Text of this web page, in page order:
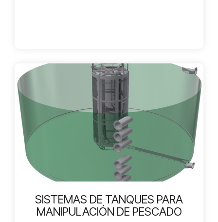
SISTEMAS DE TANQUES PARA
MANIPULACIÓN DE PESCADO